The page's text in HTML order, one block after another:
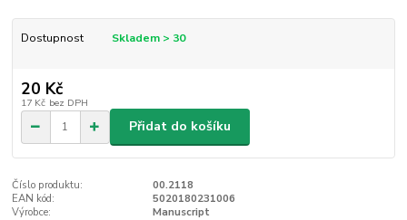
Dostupnost Skladem > 30
20 Kč
17 Kč bez DPH
Přidat do košíku
Číslo produktu:
00.2118
EAN kód:
5020180231006
Výrobce:
Manuscript